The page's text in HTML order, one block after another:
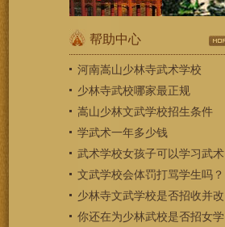
帮助中心
河南嵩山少林寺武术学校
少林寺武校哪家最正规
嵩山少林文武学校招生条件
学武术一年多少钱
武术学校女孩子可以学习武术
文武学校会体罚打骂学生吗？
少林寺文武学校是否招收并改
你还在为少林武校是否招女学